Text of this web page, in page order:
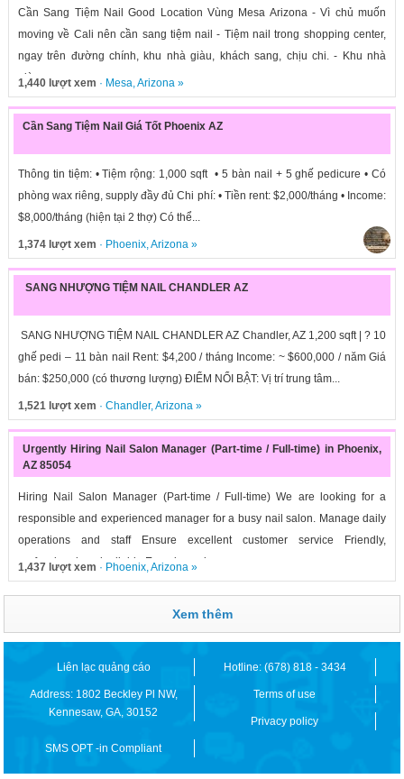
Cần Sang Tiệm Nail Good Location Vùng Mesa Arizona - Vì chủ muốn
moving về Cali nên cần sang tiệm nail - Tiệm nail trong shopping center,
ngay trên đường chính, khu nhà giàu, khách sang, chịu chi. - Khu nhà
giàu,...
1,440 lượt xem · Mesa,Arizona»
Cần Sang Tiệm Nail Giá Tốt Phoenix AZ
Thông tin tiệm: • Tiệm rộng: 1,000 sqft • 5 bàn nail + 5 ghế pedicure • Có
phòng wax riêng, supply đầy đủ Chi phí: • Tiền rent: $2,000/tháng • Income:
$8,000/tháng (hiện tại 2 thợ) Có thể...
1,374 lượt xem · Phoenix,Arizona»
SANG NHƯỢNG TIỆM NAIL CHANDLER AZ
SANG NHƯỢNG TIỆM NAIL CHANDLER AZ Chandler, AZ 1,200 sqft | ? 10
ghế pedi – 11 bàn nail Rent: $4,200 / tháng Income: ~ $600,000 / năm Giá
bán: $250,000 (có thương lượng) ĐIỂM NỔI BẬT: Vị trí trung tâm...
1,521 lượt xem · Chandler,Arizona»
Urgently Hiring Nail Salon Manager (Part-time / Full-time) in Phoenix,
AZ 85054
Hiring Nail Salon Manager (Part-time / Full-time) We are looking for a
responsible and experienced manager for a busy nail salon. Manage daily
operations and staff Ensure excellent customer service Friendly,
professional, and reliable Experience in...
1,437 lượt xem · Phoenix,Arizona»
Xem thêm
Liên lạc quảng cáo Hotline: (678) 818 - 3434
Address: 1802 Beckley Pl NW,
Kennesaw, GA, 30152
Terms of use
Privacy policy
SMS OPT -in Compliant